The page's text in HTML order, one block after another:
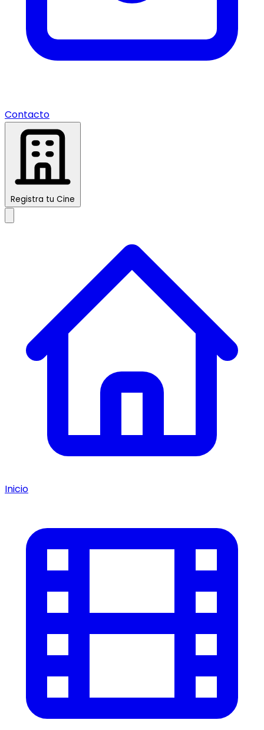
Contacto
Registra tu Cine
Inicio